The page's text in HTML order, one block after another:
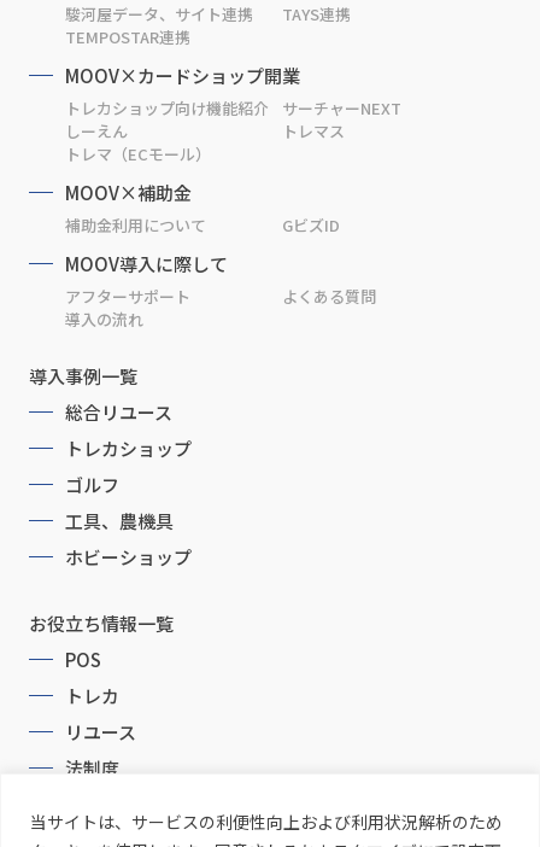
当サイトは、サービスの利便性向上および利用状況解析のため
駿河屋データ、サイト連携
TAYS連携
TEMPOSTAR連携
MOOV×カードショップ開業
トレカショップ向け機能紹介
サーチャーNEXT
しーえん
トレマス
トレマ（ECモール）
MOOV×補助金
補助金利用について GビズID
MOOV導入に際して
アフターサポート
よくある質問
導入の流れ
導入事例一覧
総合リユース
トレカショップ
ゴルフ
工具、農機具
ホビーショップ
お役立ち情報一覧
POS
トレカ
リユース
法制度